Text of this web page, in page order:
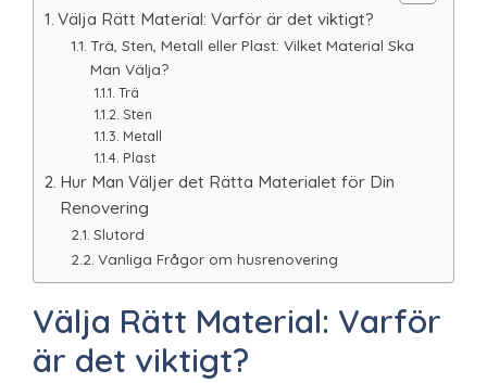
Välja Rätt Material: Varför är det viktigt?
Trä, Sten, Metall eller Plast: Vilket Material Ska
Man Välja?
Trä
Sten
Metall
Plast
Hur Man Väljer det Rätta Materialet för Din
Renovering
Slutord
Vanliga Frågor om husrenovering
Välja Rätt Material: Varför
är det viktigt?